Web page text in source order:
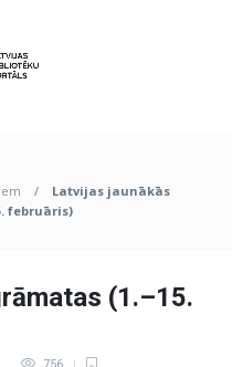
Latvijas jaunākās
februāris)
(1.–15.